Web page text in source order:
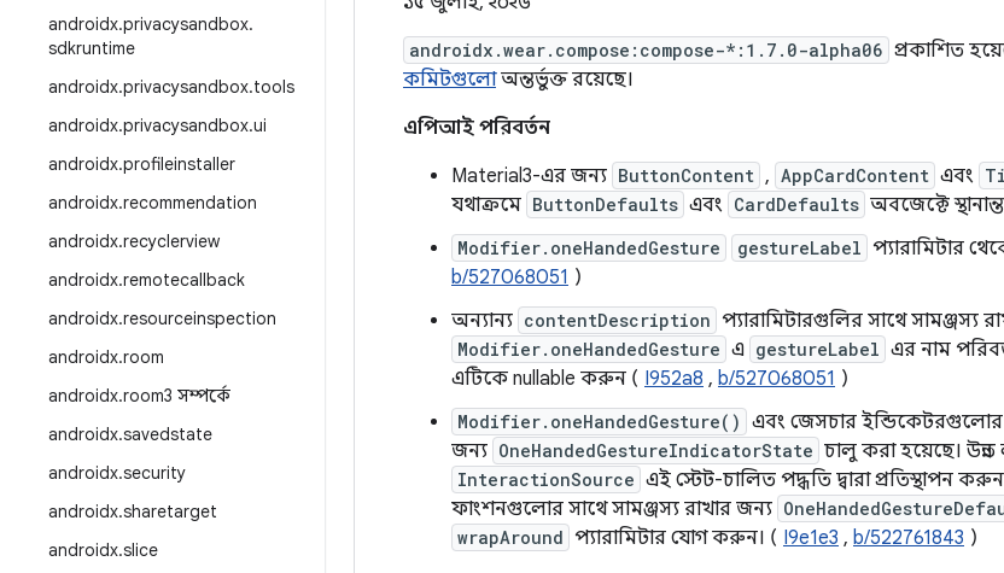
androidx.privacysandbox.
sdkruntime
androidx.privacysandbox.tools
androidx.privacysandbox.ui
androidx.profileinstaller
androidx.recommendation
androidx.recyclerview
androidx.remotecallback
androidx.resourceinspection
androidx.room
androidx.room3 সম্পর্কে
androidx.savedstate
androidx.security
androidx.sharetarget
androidx.slice
androidx.wear.compose:compose-*:1.7.0-alpha06 প্রকাশিত
কমিটগুলোঅন্তর্ভুক্ত রয়েছে।
এপিআই পরিবর্তন
Material3-এর জন্য ButtonContent , AppCardContent এবং
যথাক্রমে ButtonDefaults এবং CardDefaults অবজেক্টে
Modifier.oneHandedGesture gestureLabel প্যারামিটার
b/527068051 )
অন্যান্য contentDescription প্যারামিটারগুলির সাথে সামঞ্জস্য
Modifier.oneHandedGesture এ gestureLabel এর নাম
এটিকে nullable করুন ( I952a8 , b/527068051 )
Modifier.oneHandedGesture() এবং জেসচার ইন্ডিকেটরগুলোর
জন্য OneHandedGestureIndicatorState চালু করা হয়েছে।
InteractionSource এই স্টেট-চালিত পদ্ধতি দ্বারা প্রতিস্থাপন
ফাংশনগুলোর সাথে সামঞ্জস্য রাখার জন্য
wrapAround প্যারামিটার যোগ করুন। ( I9e1e3 , b/522761843 )